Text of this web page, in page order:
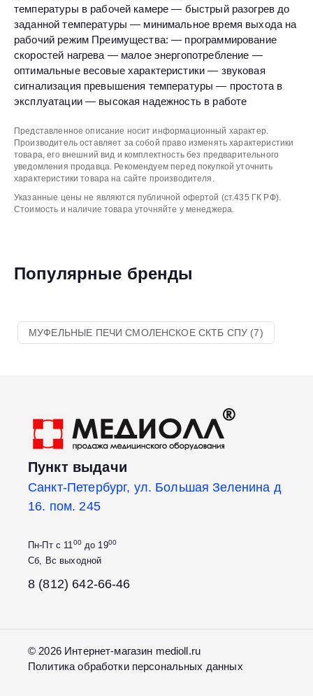
температуры в рабочей камере — быстрый разогрев до
заданной температуры — минимальное время выхода на
рабочий режим Преимущества: — программирование
скоростей нагрева — малое энергопотребление —
оптимальные весовые характеристики — звуковая
сигнализация превышения температуры — простота в
эксплуатации — высокая надежность в работе
Представленное описание носит информационный характер.
Производитель оставляет за собой право изменять характеристики
товара, его внешний вид и комплектность без предварительного
уведомления продавца. Рекомендуем перед покупкой уточнить
характеристики товара на сайте производителя.
Указанные цены не являются публичной офертой (ст.435 ГК РФ).
Стоимость и наличие товара уточняйте у менеджера.
Популярные бренды
МУФЕЛЬНЫЕ ПЕЧИ СМОЛЕНСКОЕ СКТБ СПУ (7)
Пункт выдачи
Санкт-Петербург, ул. Большая Зеленина д
16. пом. 245
Пн-Пт с 11 00до 1900
Сб, Вс выходной
8 (812) 642-66-46
© 2026 Интернет-магазин medioll.ru
Политика обработки персональных данных